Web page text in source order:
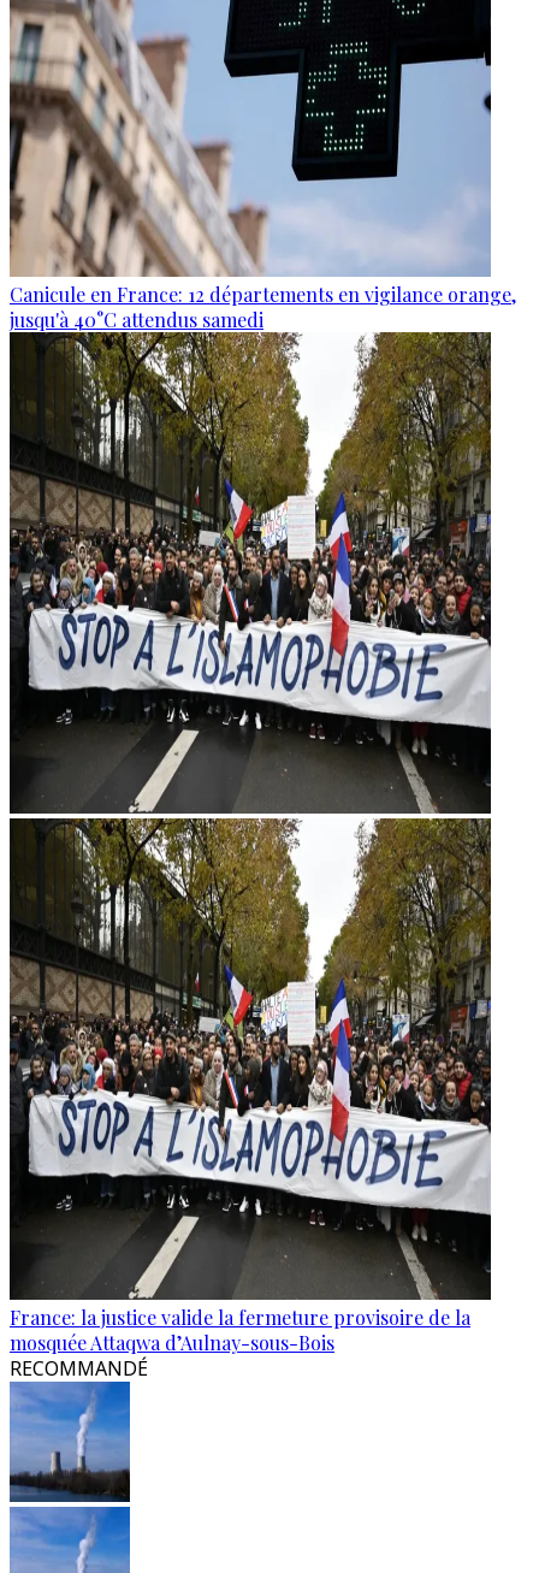
Canicule en France: 12 départements en vigilance orange,
jusqu'à 40°C attendus samedi
France: la justice valide la fermeture provisoire de la
mosquée Attaqwa d’Aulnay-sous-Bois
RECOMMANDÉ